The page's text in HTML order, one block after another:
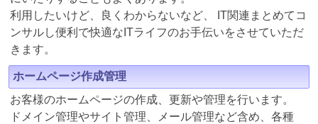
利用したいけど、良くわからないなど、 IT関連まとめてコ
ンサルし便利で快適なITライフのお手伝いをさせていただ
きます。
ホームページ作成管理
お客様のホームページの作成、更新や管理を行います。
ドメイン管理やサイト管理、メール管理など含め、各種